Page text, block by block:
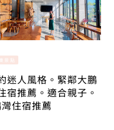
景點
迷人風格。緊鄰大鵬
宿推薦。適合親子。
住宿推薦